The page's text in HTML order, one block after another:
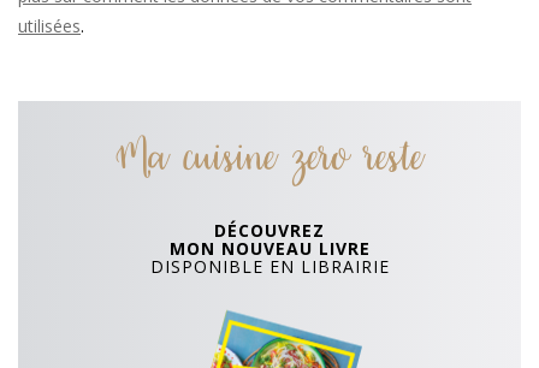
utilisées.
Ma cuisine zero reste
DÉCOUVREZ
MON NOUVEAU LIVRE
DISPONIBLE EN LIBRAIRIE